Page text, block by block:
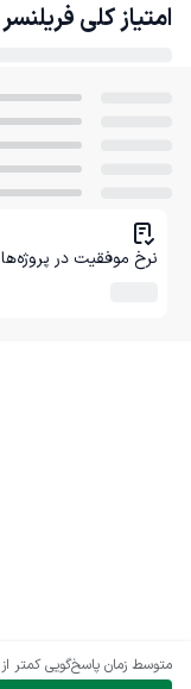
متوسط زمان پاسخ‌گویی کمتر از 1 ساعت
امتیاز کلی فریلنسر
نرخ موفقیت در پروژه‌ها